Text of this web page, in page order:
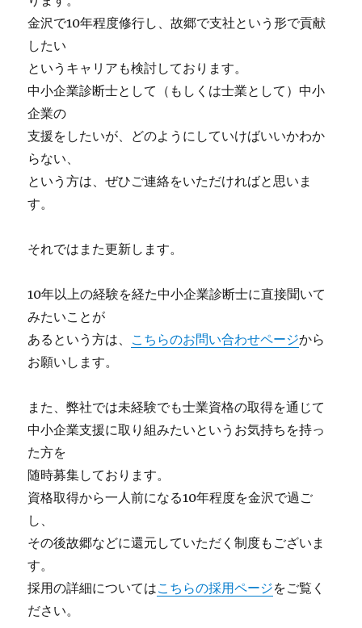
金沢で10年程度修行し、故郷で支社という形で貢献
したい
というキャリアも検討しております。
中小企業診断士として（もしくは士業として）中小
企業の
支援をしたいが、どのようにしていけばいいかわか
らない、
という方は、ぜひご連絡をいただければと思いま
す。
それではまた更新します。
10年以上の経験を経た中小企業診断士に直接聞いて
みたいことが
あるという方は、 こちらのお問い合わせページから
お願いします。
また、弊社では未経験でも士業資格の取得を通じて
中小企業支援に取り組みたいというお気持ちを持っ
た方を
随時募集しております。
資格取得から一人前になる10年程度を金沢で過ご
し、
その後故郷などに還元していただく制度もございま
す。
採用の詳細についてはこちらの採用ページをご覧く
ださい。